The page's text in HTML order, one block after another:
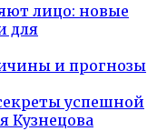
лицо: новые
для
и прогнозы
успешной
Кузнецова